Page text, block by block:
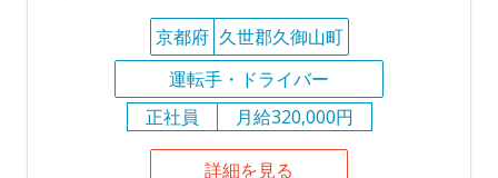
京都府 久世郡久御山町
運転手・ドライバー
正社員
月給320,000円
詳細を見る